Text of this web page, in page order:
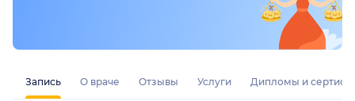
Запись О враче Отзывы Услуги Дипломы и